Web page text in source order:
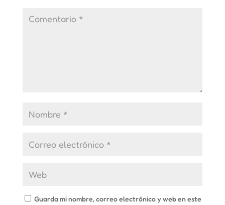
Guarda mi nombre, correo electrónico y web en este